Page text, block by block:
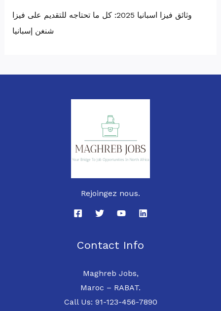
وثائق فيزا اسبانيا 2025: كل ما تحتاجه للتقديم على فيزا
شنغن إسبانيا
Rejoingez nous.
Contact Info
Maghreb Jobs,
Maroc – RABAT.
Call Us: 91-123-456-7890